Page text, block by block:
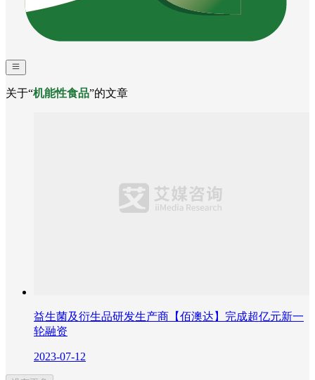
关于“机能性食品”的文章
益生菌及衍生品研发生产商【佰澳达】完成超亿元新一
轮融资
2023-07-12